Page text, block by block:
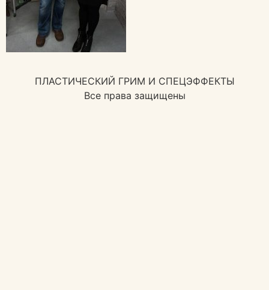
ПЛАСТИЧЕСКИЙ ГРИМ И СПЕЦЭФФЕКТЫ
Все права защищены